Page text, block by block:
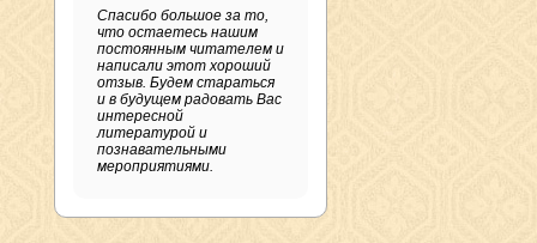
Спасибо большое за то,
что остаетесь нашим
постоянным читателем и
написали этот хороший
отзыв. Будем стараться
и в будущем радовать Вас
интересной
литературой и
познавательными
мероприятиями.